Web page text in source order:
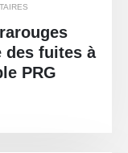
des fuites à
PRG